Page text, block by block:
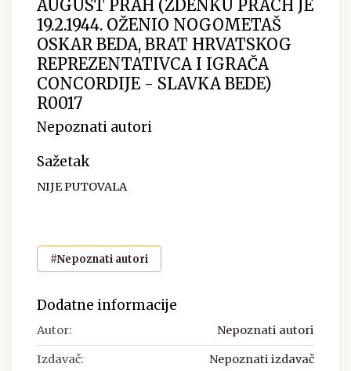
AUGUST PRAH (ZDENKU PRACH JE
19.2.1944. OŽENIO NOGOMETAŠ
OSKAR BEDA, BRAT HRVATSKOG
REPREZENTATIVCA I IGRAČA
CONCORDIJE - SLAVKA BEDE)
R0017
Nepoznati autori
Sažetak
NIJE PUTOVALA
#Nepoznati autori
Dodatne informacije
Autor: Nepoznati autori
Izdavač: Nepoznati izdavač